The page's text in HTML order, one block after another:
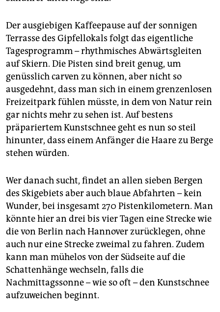
Der ausgiebigen Kaffeepause auf der sonnigen
Terrasse des Gipfellokals folgt das eigentliche
Tagesprogramm – rhythmisches Abwärtsgleiten
auf Skiern. Die Pisten sind breit genug, um
genüsslich carven zu können, aber nicht so
ausgedehnt, dass man sich in einem grenzenlosen
Freizeitpark fühlen müsste, in dem von Natur rein
gar nichts mehr zu sehen ist. Auf bestens
präpariertem Kunstschnee geht es nun so steil
hinunter, dass einem Anfänger die Haare zu Berge
stehen würden.
Wer danach sucht, findet an allen sieben Bergen
des Skigebiets aber auch blaue Abfahrten – kein
Wunder, bei insgesamt 270 Pistenkilometern. Man
könnte hier an drei bis vier Tagen eine Strecke wie
die von Berlin nach Hannover zurücklegen, ohne
auch nur eine Strecke zweimal zu fahren. Zudem
kann man mühelos von der Südseite auf die
Schattenhänge wechseln, falls die
Nachmittagssonne – wie so oft – den Kunstschnee
aufzuweichen beginnt.